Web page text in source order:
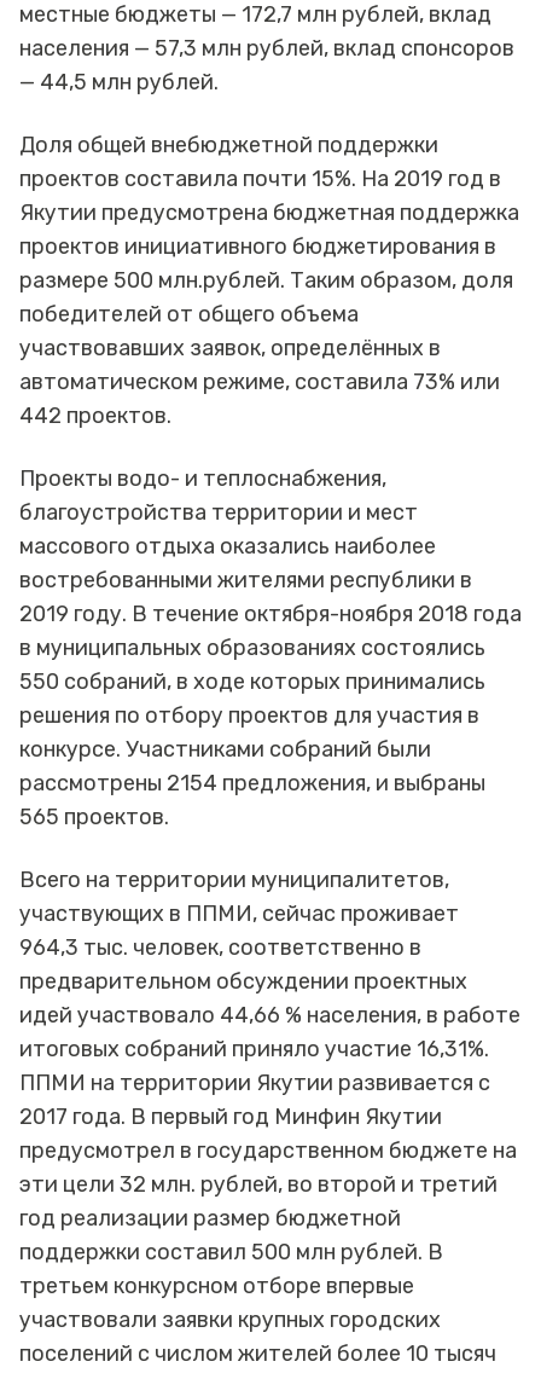
местные бюджеты — 172,7 млн рублей, вклад
населения — 57,3 млн рублей, вклад спонсоров
— 44,5 млн рублей.
Доля общей внебюджетной поддержки
проектов составила почти 15%. На 2019 год в
Якутии предусмотрена бюджетная поддержка
проектов инициативного бюджетирования в
размере 500 млн.рублей. Таким образом, доля
победителей от общего объема
участвовавших заявок, определённых в
автоматическом режиме, составила 73% или
442 проектов.
Проекты водо- и теплоснабжения,
благоустройства территории и мест
массового отдыха оказались наиболее
востребованными жителями республики в
2019 году. В течение октября-ноября 2018 года
в муниципальных образованиях состоялись
550 собраний, в ходе которых принимались
решения по отбору проектов для участия в
конкурсе. Участниками собраний были
рассмотрены 2154 предложения, и выбраны
565 проектов.
Всего на территории муниципалитетов,
участвующих в ППМИ, сейчас проживает
964,3 тыс. человек, соответственно в
предварительном обсуждении проектных
идей участвовало 44,66 % населения, в работе
итоговых собраний приняло участие 16,31%.
ППМИ на территории Якутии развивается с
2017 года. В первый год Минфин Якутии
предусмотрел в государственном бюджете на
эти цели 32 млн. рублей, во второй и третий
год реализации размер бюджетной
поддержки составил 500 млн рублей. В
третьем конкурсном отборе впервые
участвовали заявки крупных городских
поселений с числом жителей более 10 тысяч